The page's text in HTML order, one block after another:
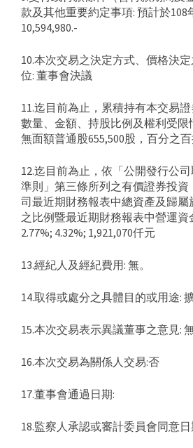
款及其他重要約定事項: 預計於108
10,594,980.-
10.本次交易之決定方式、價格決
位: 董事會決議
11.迄目前為止，累積持有本交易
數量、金額、持股比例及權利受限
無面額普通股655,500股，百分之
12.迄目前為止，依「公開發行公
準則」第三條所列之有價證券投資
司最近期財務報表中總資產及歸屬
之比例暨最近期財務報表中營運資
2.77%; 4.32%; 1,921,070仟元
13.經紀人及經紀費用: 無。
14.取得或處分之具體目的或用途:
15.本次交易表示異議董事之意見: 無
16.本次交易為關係人交易:否
17.董事會通過日期:
18.監察人承認或審計委員會同意日